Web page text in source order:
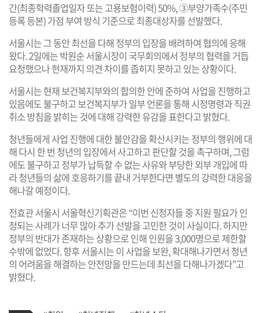
간(최종학력졸업일자 또는 고용보험이력) 50%, ③부양가족수(주민
등록 등본) 가점 부여 방식 기준으로 최종대상자를 선발했다.
서울시는 그 동안 최선을 다해 정부의 입장을 배려하여 협의에 응해
왔다. 2일에는 박원순 서울시장이 국무회의에서 정부의 협력을 거듭
요청했으나 현재까지 의견 차이를 좁히지 못하고 있는 상황이다.
서울시는 현재 보건복지부와의 합의한 안에 준하여 사업을 진행하고
있음에도 불구하고 보건복지부가 일부 언론을 통해 시정명령과 직권
취소 방침을 밝히는 것에 대해 강력한 유감을 표한다고 밝혔다.
청년들에게 사업 진행에 대한 불안감을 확산시키는 정부의 행위에 대
해 다시 한 번 청년의 입장에서 사고하고 판단할 것을 촉구하며, 그럼
에도 불구하고 정부가 납득할 수 없는 사유와 부당한 외부 개입에 따
라 청년들의 삶에 호응하기를 끝내 거부한다면 별도의 강력한 대응을
해나갈 예정이다.
전효관 서울시 서울혁신기획관은 “이번 신청자들 중 지원 필요가 인
정되는 사례가 너무 많아 추가 선발을 고민한 것이 사실이다. 하지만
정부의 반대가 존재하는 상황으로 인해 인원을 3,000명으로 제한할
수밖에 없었다. 향후 서울시는 이 사업을 보완, 확대해나가면서 청년
의 어려움을 해결하는 안전망을 만드는데 최선을 다해나가겠다”고
밝혔다.
기